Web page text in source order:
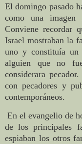
El domingo pasado
como una
Conviene recordar
Israel mostraban la
uno y constituía un
alguien que no
considerara
con pecadores y
contemporáneos.
En el evangelio de
de los principales
espiaban los otros